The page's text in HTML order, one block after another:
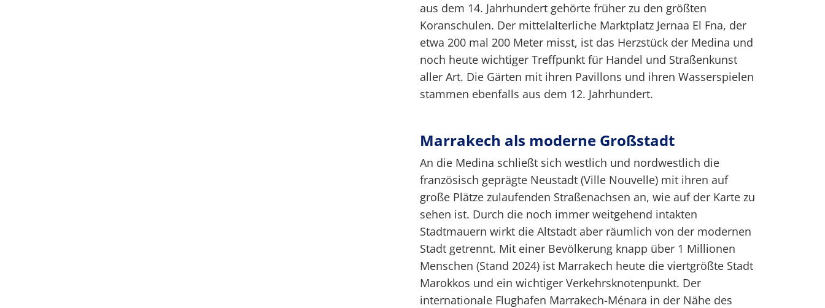
aus dem 14. Jahrhundert gehörte früher zu den größten
Koranschulen. Der mittelalterliche Marktplatz Jernaa El Fna, der
etwa 200 mal 200 Meter misst, ist das Herzstück der Medina und
noch heute wichtiger Treffpunkt für Handel und Straßenkunst
aller Art. Die Gärten mit ihren Pavillons und ihren Wasserspielen
stammen ebenfalls aus dem 12. Jahrhundert.
Marrakech als moderne Großstadt
An die Medina schließt sich westlich und nordwestlich die
französisch geprägte Neustadt (Ville Nouvelle) mit ihren auf
große Plätze zulaufenden Straßenachsen an, wie auf der Karte zu
sehen ist. Durch die noch immer weitgehend intakten
Stadtmauern wirkt die Altstadt aber räumlich von der modernen
Stadt getrennt. Mit einer Bevölkerung knapp über 1 Millionen
Menschen (Stand 2024) ist Marrakech heute die viertgrößte Stadt
Marokkos und ein wichtiger Verkehrsknotenpunkt. Der
internationale Flughafen Marrakech-Ménara in der Nähe des